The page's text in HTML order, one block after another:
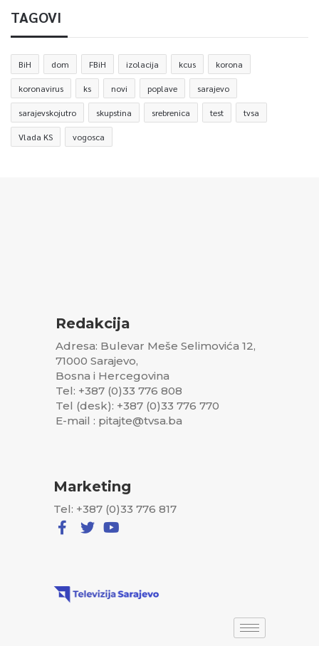
TAGOVI
BiH dom FBiH izolacija kcus korona
koronavirus ks novi poplave sarajevo
sarajevskojutro skupstina srebrenica test tvsa
Vlada KS vogosca
Redakcija
Adresa: Bulevar Meše Selimovića 12,
71000 Sarajevo,
Bosna i Hercegovina
Tel: +387 (0)33 776 808
Tel (desk): +387 (0)33 776 770
E-mail : pitajte@tvsa.ba
Marketing
Tel: +387 (0)33 776 817